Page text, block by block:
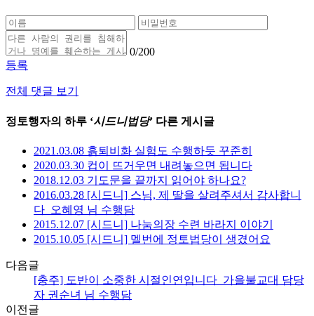
0/200
등록
전체 댓글 보기
정토행자의 하루 ‘시드니법당’ 다른 게시글
2021.03.08 흙퇴비화 실험도 수행하듯 꾸준히
2020.03.30 컵이 뜨거우면 내려놓으면 됩니다
2018.12.03 기도문을 끝까지 읽어야 하나요?
2016.03.28 [시드니] 스님, 제 딸을 살려주셔서 감사합니
다_오혜영 님 수행담
2015.12.07 [시드니] 나눔의장 수련 바라지 이야기
2015.10.05 [시드니] 멜번에 정토법당이 생겼어요
다음글
[충주] 도반이 소중한 시절인연입니다_가을불교대 담당
자 권순녀 님 수행담
이전글